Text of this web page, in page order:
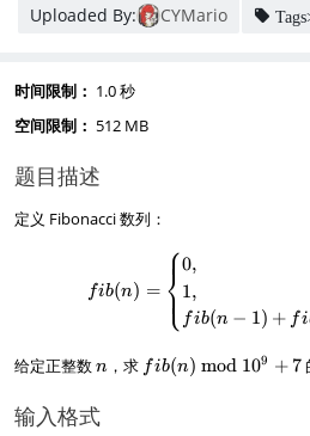
Uploaded By:
CYMario
时间限制： 1.0 秒
空间限制： 512 MB
题目描述
定义 Fibonacci 数列：
fib(n) = ⎩
⎨⎧0,
1,
fib(n − 1) + f
给定正整数n
n ，求 fi
fib(n) mod 109 + 7
输入格式